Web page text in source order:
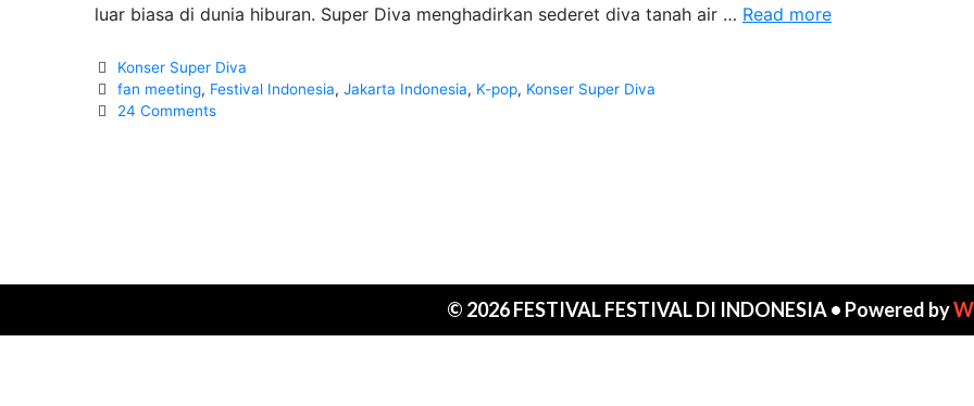
luar biasa di dunia hiburan. Super Diva menghadirkan sederet diva tanah air … Read moreKonser
Categories
Konser Super Diva
Tags
fan meeting, Festival Indonesia,Jakarta Indonesia, K-pop, Konser Super Diva
24 Comments
© 2026 FESTIVAL FESTIVAL DI INDONESIA• Powered by